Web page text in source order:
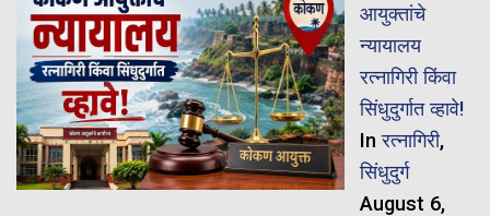
आयुक्तांचे
न्यायालय
रत्नागिरी किंवा
सिंधुदुर्गात व्हावे!
Inरत्नागिरी,
सिंधुदुर्ग
August 6,